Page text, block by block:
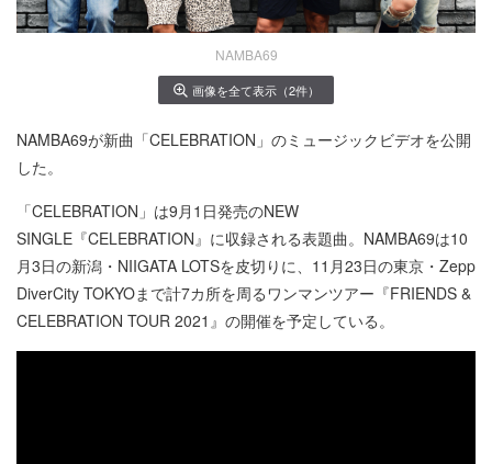
NAMBA69
画像を全て表示（2件）
NAMBA69が新曲「CELEBRATION」のミュージックビデオを公開
した。
「CELEBRATION」は9月1日発売のNEW
SINGLE『CELEBRATION』に収録される表題曲。NAMBA69は10
月3日の新潟・NIIGATA LOTSを皮切りに、11月23日の東京・Zepp
DiverCity TOKYOまで計7カ所を周るワンマンツアー『FRIENDS &
CELEBRATION TOUR 2021』の開催を予定している。